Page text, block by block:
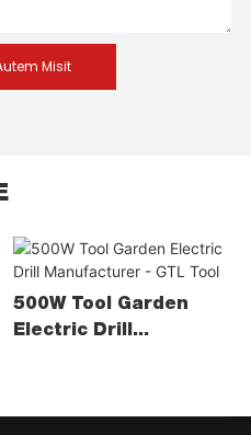
Misit
500W Tool Garden
Electric Drill